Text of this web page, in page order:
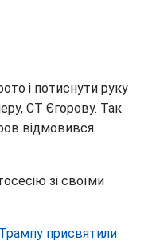
і потиснути руку
СТ Єгорову. Так
відмовився.
зі своїми
Трампу присвятили